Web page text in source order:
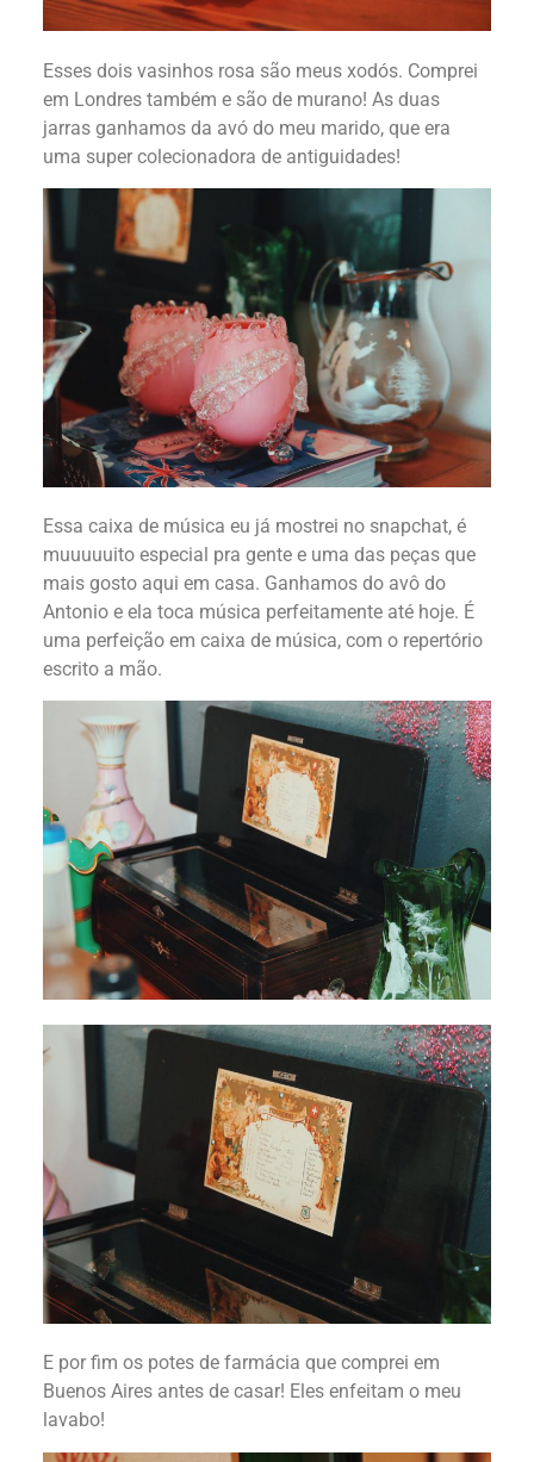
Esses dois vasinhos rosa são meus xodós. Comprei
em Londres também e são de murano! As duas
jarras ganhamos da avó do meu marido, que era
uma super colecionadora de antiguidades!
Essa caixa de música eu já mostrei no snapchat, é
muuuuuito especial pra gente e uma das peças que
mais gosto aqui em casa. Ganhamos do avô do
Antonio e ela toca música perfeitamente até hoje. É
uma perfeição em caixa de música, com o repertório
escrito a mão.
E por fim os potes de farmácia que comprei em
Buenos Aires antes de casar! Eles enfeitam o meu
lavabo!